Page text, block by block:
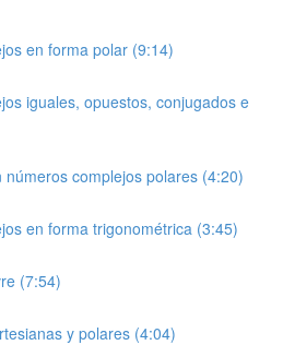
en forma polar (9:14)
iguales, opuestos, conjugados e
números complejos polares (4:20)
en forma trigonométrica (3:45)
(7:54)
y polares (4:04)